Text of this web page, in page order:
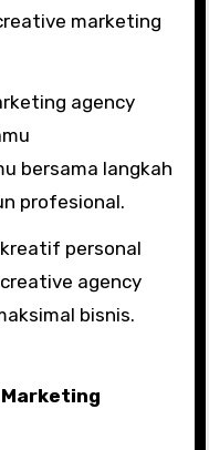
marketing
agency
bersama langkah
profesional.
personal
agency
bisnis.